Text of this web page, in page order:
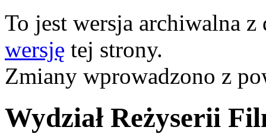
To jest wersja archiwalna
wersję tej strony.
Zmiany wprowadzono z
Wydział Reżyserii